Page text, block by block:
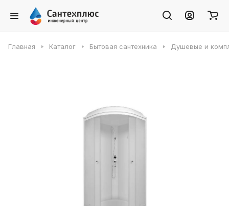
Главная Каталог Бытовая сантехника Душевые и